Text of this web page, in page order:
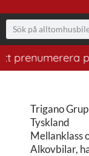
prenumerera
Trigano
Tyskland
Mellanklass
Alkovbilar,